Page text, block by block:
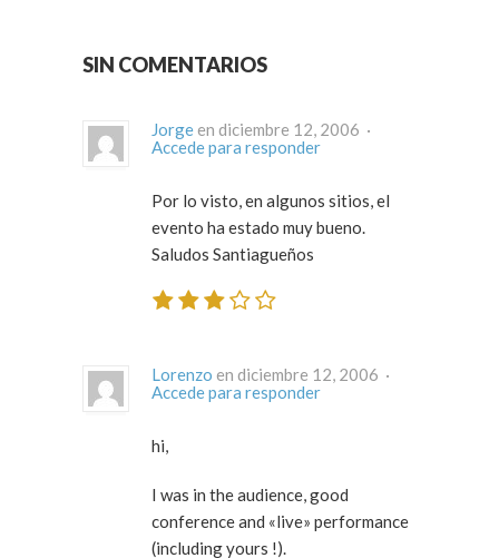
SIN COMENTARIOS
Jorge
en diciembre 12, 2006 ·
Accede para responder
Por lo visto, en algunos sitios, el
evento ha estado muy bueno.
Saludos Santiagueños
Lorenzo
en diciembre 12, 2006 ·
Accede para responder
hi,
I was in the audience, good
conference and «live» performance
(including yours !).